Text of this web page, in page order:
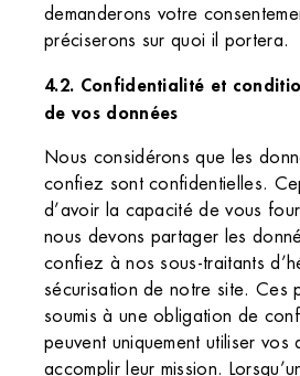
demanderons votre
préciserons sur quoi il portera.
4.2. Confidentialité et
de vos données
Nous considérons que les
confiez sont confidentielles.
d’avoir la capacité de vous
nous devons partager les
confiez à nos sous-traitants
sécurisation de notre site. Ces
soumis à une obligation de
peuvent uniquement utiliser vos
accomplir leur mission.